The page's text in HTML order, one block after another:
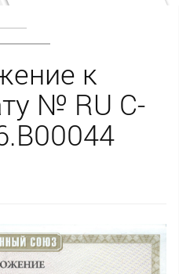
к
№ RU С-